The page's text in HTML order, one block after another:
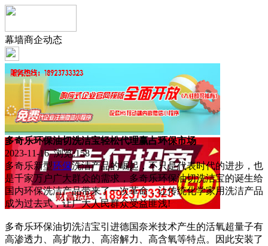
幕墙商企动态
多奇乐环保油切洗洁宝轻松代理赢占环保市场
2023-11-16 浏览:158
多奇乐新型环保洗洁产品的崛起，不只是代表时代的进步，也
是千家万户广大群众的需求，多奇乐环保油切洗洁宝的诞生给
国内环保洗洁产品带来了一次革命，让传统化学家用洗洁产品
成为过去式，让广大人民群众受益匪浅!
多奇乐环保油切洗洁宝引进德国奈米技术产生的活氧超量子有
高渗透力、高扩散力、高溶解力、高含氧等特点。因此安装了